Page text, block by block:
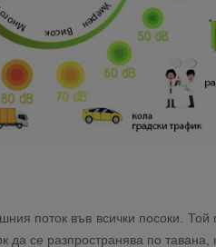
поток във всички посоки.
се разпространява по